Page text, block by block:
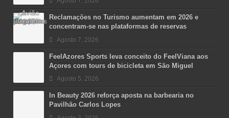
Reclamações no Turismo aumentam em 2026 e
concentram-se nas plataformas de reservas
Agosto 7, 2026
FeelAzores Sports leva conceito do FeelViana aos
Açores com tours de bicicleta em São Miguel
Agosto 5, 2026
In Beauty 2026 reforça aposta na barbearia no
Pavilhão Carlos Lopes